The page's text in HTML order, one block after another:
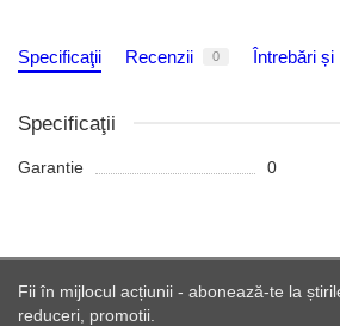
Specificaţii Recenzii 0 Întrebări
Specificaţii
Garantie 0
Fii în mijlocul acțiunii - abonează-te la
reduceri, promotii.